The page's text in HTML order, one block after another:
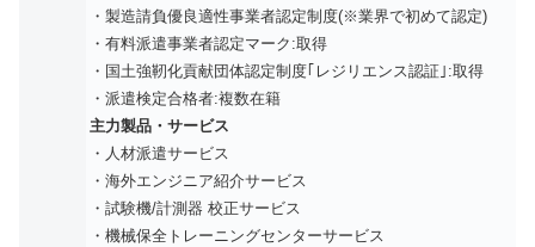
・製造請負優良適性事業者認定制度(※業界で初めて認定)
・有料派遣事業者認定マーク:取得
・国土強靭化貢献団体認定制度｢レジリエンス認証｣:取得
・派遣検定合格者:複数在籍
主力製品・サービス
・人材派遣サービス
・海外エンジニア紹介サービス
・試験機/計測器 校正サービス
・機械保全トレーニングセンターサービス